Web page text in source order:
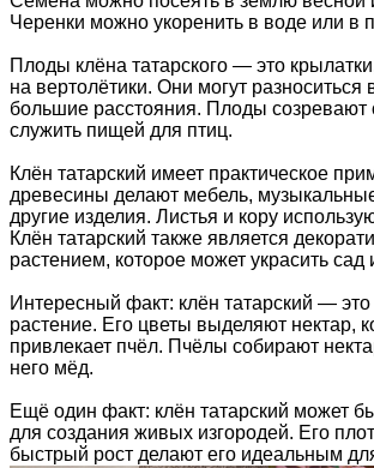
Черенки можно укоренить в воде или в
Плоды клёна татарского — это
на вертолётики. Они могут разноситься
большие расстояния. Плоды созревают
служить пищей для птиц.
Клён татарский имеет практическое
древесины делают мебель,
другие изделия. Листья и кору
Клён татарский также является
растением, которое может украсить сад
Интересный факт: клён татарский —
растение. Его цветы выделяют нектар,
привлекает пчёл. Пчёлы собирают
него мёд.
Ещё один факт: клён татарский может
для создания живых изгородей. Его
быстрый рост делают его идеальным